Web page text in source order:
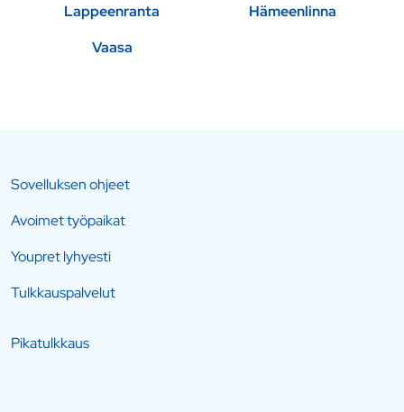
Lappeenranta
Hämeenlinna
Vaasa
Sovelluksen ohjeet
Avoimet työpaikat
Youpret lyhyesti
Tulkkauspalvelut
Pikatulkkaus